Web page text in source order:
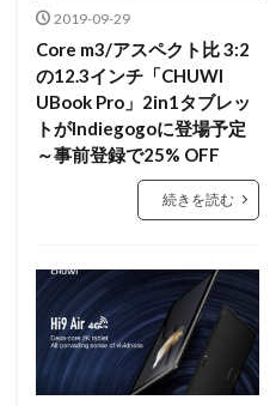
2019-09-29
Core m3/アスペクト比 3:2
の12.3インチ「CHUWI
UBook Pro」2in1タブレッ
トがIndiegogoに登場予定
～事前登録で25% OFF
続きを読む